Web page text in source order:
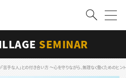
会員登録
SEMINAR
手な人」との付き合い方 〜心を守りながら、無理なく働くためのヒン